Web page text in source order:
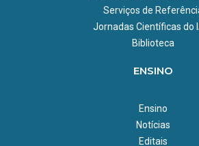
Serviços de
Jornadas Científicas do
Biblioteca
ENSINO
Ensino
Notícias
Editais